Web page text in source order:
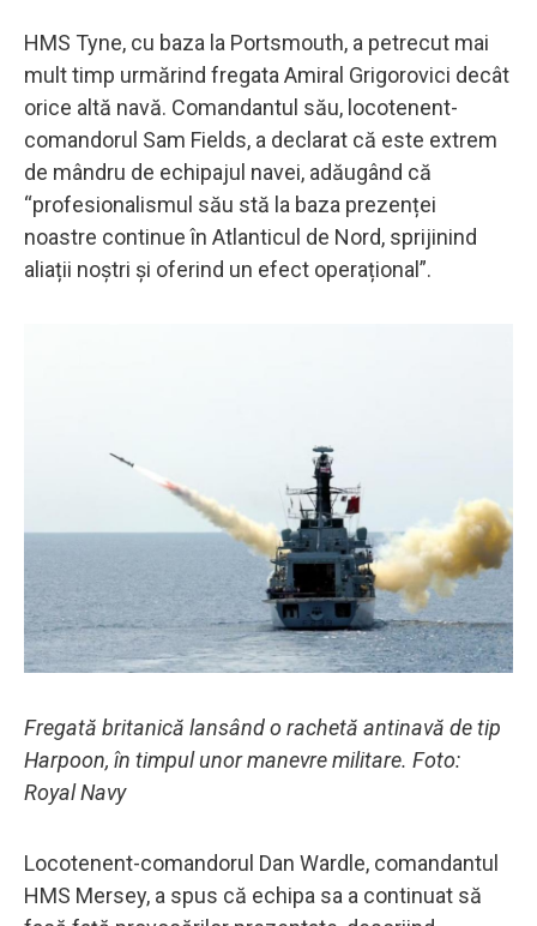
HMS Tyne, cu baza la Portsmouth, a petrecut mai
mult timp urmărind fregata Amiral Grigorovici decât
orice altă navă. Comandantul său, locotenent-
comandorul Sam Fields, a declarat că este extrem
de mândru de echipajul navei, adăugând că
“profesionalismul său stă la baza prezenței
noastre continue în Atlanticul de Nord, sprijinind
aliații noștri și oferind un efect operațional”.
Fregată britanică lansând o rachetă antinavă de tip
Harpoon, în timpul unor manevre militare. Foto:
Royal Navy
Locotenent-comandorul Dan Wardle, comandantul
HMS Mersey, a spus că echipa sa a continuat să